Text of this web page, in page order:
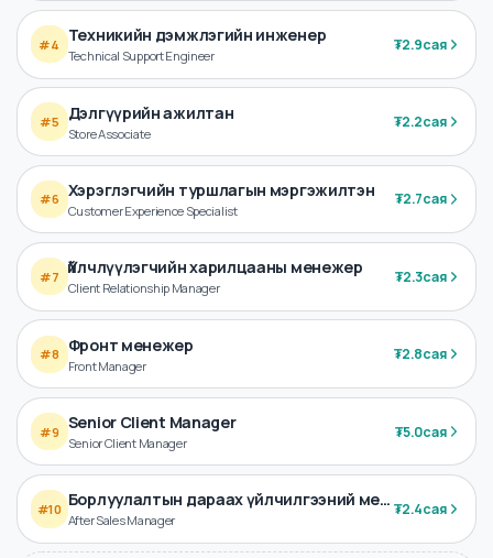
#3 Захиалга хүлээн авагч
Order Taker
# 4
Technical Support Engineer
#5 Дэлгүүрийн ажилтан
Store Associate
₮ 2.2сая
#6 Хэрэглэгчийн туршлагын мэргэжилтэн
Customer Experience Specialist
₮2.7сая
#7 Үйлчлүүлэгчийн харилцааны менежер
Client Relationship Manager
₮2.3сая
#8 Фронт менежер
Front Manager
₮2.8сая
#9 Senior Client Manager
Senior Client Manager
₮5.0сая